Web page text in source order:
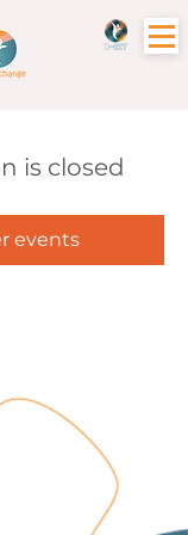
is closed
events